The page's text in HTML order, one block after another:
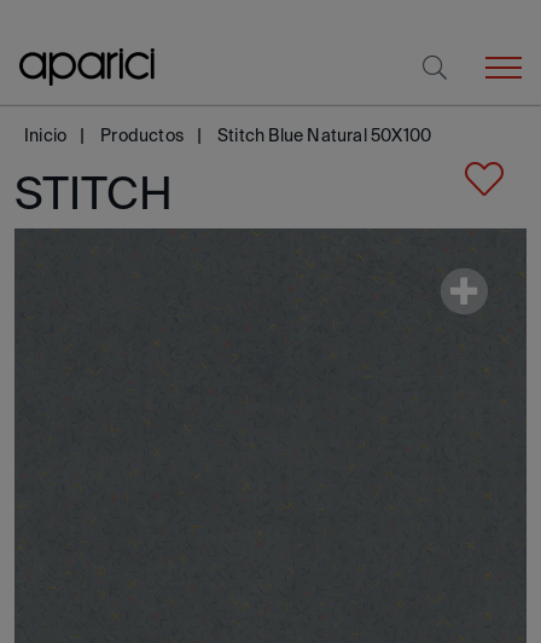
Inicio Productos Stitch Blue Natural 50X100
STITCH